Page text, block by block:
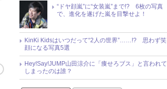
“ドヤ顔嵐”に“女装嵐”まで!? 6枚の写真
で、進化を遂げた嵐を目撃せよ！
KinKi Kidsはいつだって“2人の世界”……!? 思わず笑
顔になる写真5選
Hey!Say!JUMP山田涼介に「痩せろブス」と言われて
しまったのは誰？